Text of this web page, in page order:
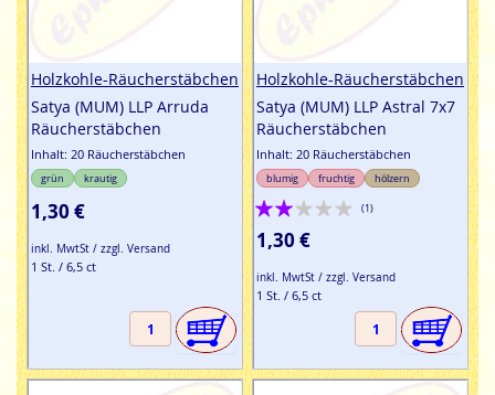
Holzkohle-Räucherstäbchen
Satya (MUM) LLP Arruda
Räucherstäbchen
Inhalt: 20 Räucherstäbchen
grün krautig
1,30 €
inkl. MwtSt / zzgl. Versand
1 St. / 6,5 ct
Holzkohle-Räucherstäbchen
Satya (MUM) LLP Astral 7x7
Räucherstäbchen
Inhalt: 20 Räucherstäbchen
blumig fruchtig hölzern
Bewertung:
40%
(1)
1,30 €
inkl. MwtSt / zzgl. Versand
1 St. / 6,5 ct